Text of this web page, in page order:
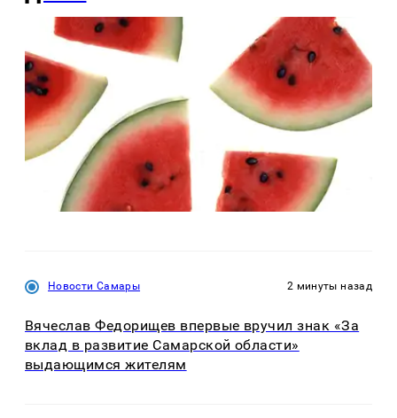
Новости Самары 2 минуты назад
Вячеслав Федорищев впервые вручил знак «За
вклад в развитие Самарской области»
выдающимся жителям